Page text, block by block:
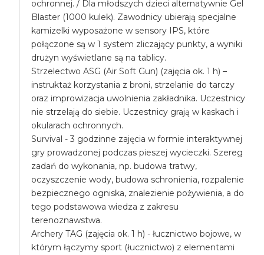
ochronnej. / Dla młodszych dzieci alternatywnie Gel
Blaster (1000 kulek). Zawodnicy ubierają specjalne
kamizelki wyposażone w sensory IPS, które
połączone są w 1 system zliczający punkty, a wyniki
drużyn wyświetlane są na tablicy.
Strzelectwo ASG (Air Soft Gun) (zajęcia ok. 1 h) –
instruktaż korzystania z broni, strzelanie do tarczy
oraz improwizacja uwolnienia zakładnika. Uczestnicy
nie strzelają do siebie. Uczestnicy grają w kaskach i
okularach ochronnych.
Survival - 3 godzinne zajęcia w formie interaktywnej
gry prowadzonej podczas pieszej wycieczki. Szereg
zadań do wykonania, np. budowa tratwy,
oczyszczenie wody, budowa schronienia, rozpalenie
bezpiecznego ogniska, znalezienie pożywienia, a do
tego podstawowa wiedza z zakresu
terenoznawstwa.
Archery TAG (zajęcia ok. 1 h) - łucznictwo bojowe, w
którym łączymy sport (łucznictwo) z elementami